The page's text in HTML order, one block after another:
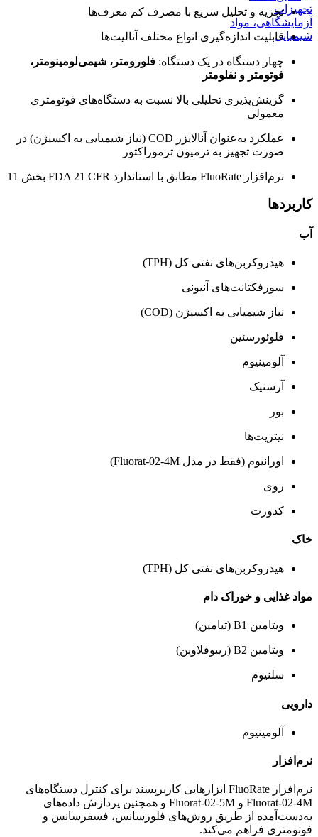
تجزیه و تحلیل سریع با مصرف کم معرف‌ها
قابلیت اندازه‌گیری انواع مختلف آنالیت‌ها
چهار دستگاه در یک دستگاه: فلورومتر، شیمی‌لومینومتر،
فوتومتر و نفلومتر
گزینش‌پذیری تحلیلی بالا نسبت به دستگاه‌های فوتومتری
معمولی
عملکرد به‌عنوان آنالایزر COD (نیاز شیمیایی به اکسیژن) در
صورت تجهیز به ترمیون ترموراکتور
نرم‌افزار FluoRate مطابق با استاندارد FDA 21 CFR بخش 11
کاربردها
آب
هیدروکربن‌های نفتی کل (TPH)
سورفکتانت‌های آنیونی
نیاز شیمیایی به اکسیژن (COD)
فلوئورسئین
آلومینیوم
آرسنیک
بور
نیتریت‌ها
اورانیوم (فقط در مدل Fluorat-02-4M)
روی
کدورت
خاک
هیدروکربن‌های نفتی کل (TPH)
مواد غذایی و خوراک دام
ویتامین B1 (تیامین)
ویتامین B2 (ریبوفلاوین)
سلنیوم
دارویی
آلومینیوم
نرم‌افزار
نرم‌افزار FluoRate ابزارهایی کاربرپسند برای کنترل دستگاه‌های
Fluorat-02-4M و Fluorat-02-5M و همچنین پردازش داده‌های
به‌دست‌آمده از طریق روش‌های فلورسانس، فسفرسانس و
فوتومتری فراهم می‌کند.